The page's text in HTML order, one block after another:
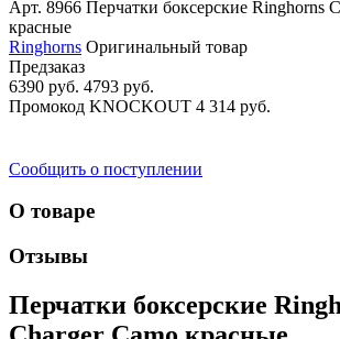
Арт. 8966 Перчатки боксерские Ringhorns
красные
Ringhorns Оригинальный товар
Предзаказ
6390 руб. 4793 руб.
Промокод KNOCKOUT 4 314 руб.
Сообщить о поступлении
О товаре
Отзывы
Перчатки боксерские